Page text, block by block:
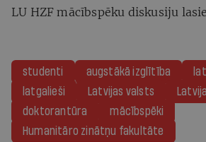
LU HZF mācībspēku diskusiju
studenti augstākā izglītība
latgalieši
Latvijas valsts
doktorantūra
mācībspēki
Humanitāro zinātņu fakultāte